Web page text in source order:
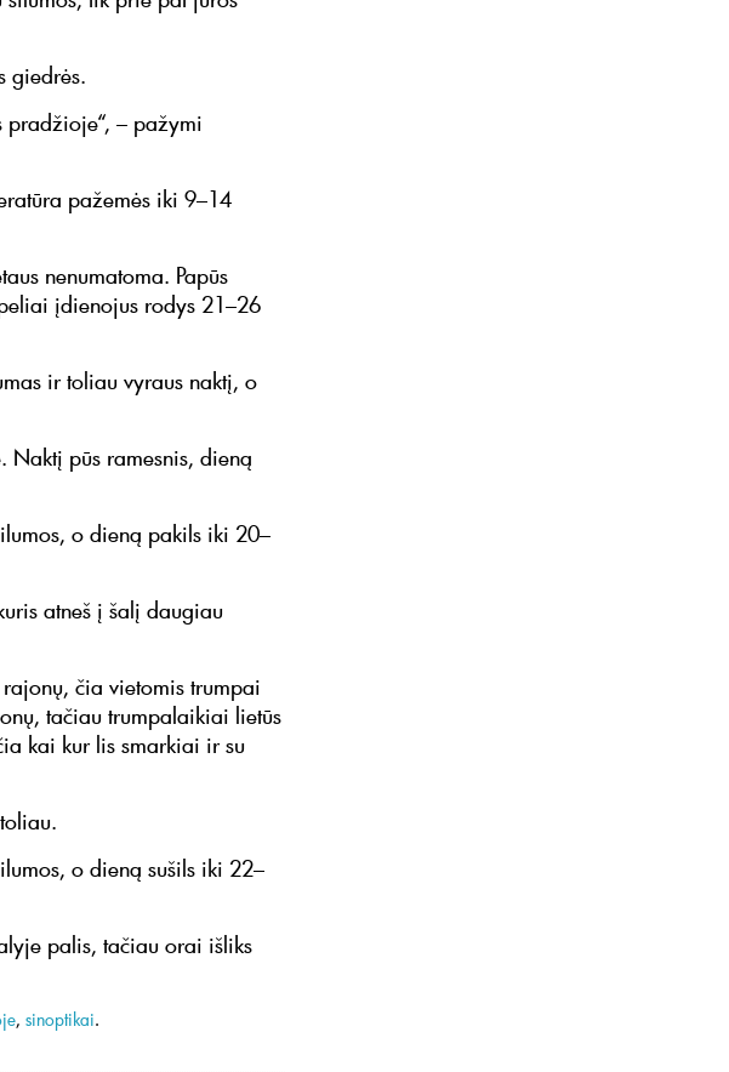
giedrės.
pradžioje“, – pažymi
pažemės iki 9–14
nenumatoma. Papūs
įdienojus rodys 21–26
ir toliau vyraus naktį, o
Naktį pūs ramesnis, dieną
o dieną pakils iki 20–
atneš į šalį daugiau
čia vietomis trumpai
tačiau trumpalaikiai lietūs
kai kur lis smarkiai ir su
o dieną sušils iki 22–
palis, tačiau orai išliks
, sinoptikai.